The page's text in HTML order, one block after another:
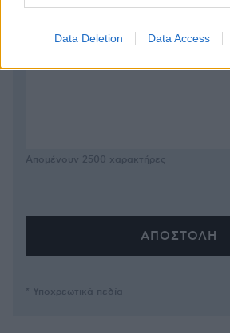
Data Deletion Data Access
ΣΧΌΛΙΟ *
Απομένουν 2500 χαρακτήρες
* Υποχρεωτικά πεδία